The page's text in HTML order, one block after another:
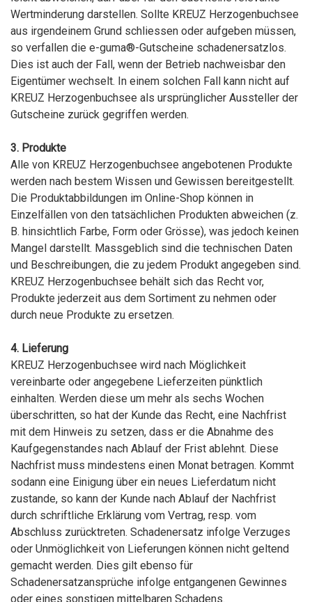
Wertminderung darstellen. Sollte KREUZ Herzogenbuchsee
aus irgendeinem Grund schliessen oder aufgeben müssen,
so verfallen die e-guma®-Gutscheine schadenersatzlos.
Dies ist auch der Fall, wenn der Betrieb nachweisbar den
Eigentümer wechselt. In einem solchen Fall kann nicht auf
KREUZ Herzogenbuchsee als ursprünglicher Aussteller der
Gutscheine zurück gegriffen werden.
3. Produkte
Alle von KREUZ Herzogenbuchsee angebotenen Produkte
werden nach bestem Wissen und Gewissen bereitgestellt.
Die Produktabbildungen im Online-Shop können in
Einzelfällen von den tatsächlichen Produkten abweichen (z.
B. hinsichtlich Farbe, Form oder Grösse), was jedoch keinen
Mangel darstellt. Massgeblich sind die technischen Daten
und Beschreibungen, die zu jedem Produkt angegeben sind.
KREUZ Herzogenbuchsee behält sich das Recht vor,
Produkte jederzeit aus dem Sortiment zu nehmen oder
durch neue Produkte zu ersetzen.
4. Lieferung
KREUZ Herzogenbuchsee wird nach Möglichkeit
vereinbarte oder angegebene Lieferzeiten pünktlich
einhalten. Werden diese um mehr als sechs Wochen
überschritten, so hat der Kunde das Recht, eine Nachfrist
mit dem Hinweis zu setzen, dass er die Abnahme des
Kaufgegenstandes nach Ablauf der Frist ablehnt. Diese
Nachfrist muss mindestens einen Monat betragen. Kommt
sodann eine Einigung über ein neues Lieferdatum nicht
zustande, so kann der Kunde nach Ablauf der Nachfrist
durch schriftliche Erklärung vom Vertrag, resp. vom
Abschluss zurücktreten. Schadenersatz infolge Verzuges
oder Unmöglichkeit von Lieferungen können nicht geltend
gemacht werden. Dies gilt ebenso für
Schadenersatzansprüche infolge entgangenen Gewinnes
oder eines sonstigen mittelbaren Schadens.